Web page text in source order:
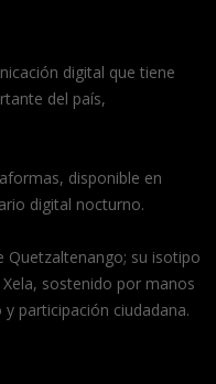
digital que tiene
del país,
disponible en
digital nocturno.
Quetzaltenango; su isotipo
sostenido por manos
participación ciudadana.